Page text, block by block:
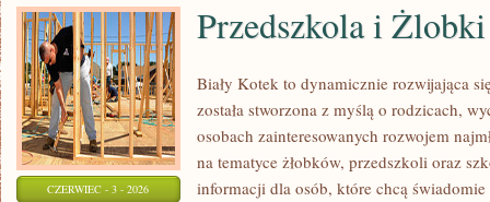
CZERWIEC - 3 - 2026
Przedszkola i Żlobki
Biały Kotek to dynamicznie rozwijająca
została stworzona z myślą o rodzicach,
osobach zainteresowanych rozwojem
na tematyce żłobków, przedszkoli oraz
informacji dla osób, które chcą